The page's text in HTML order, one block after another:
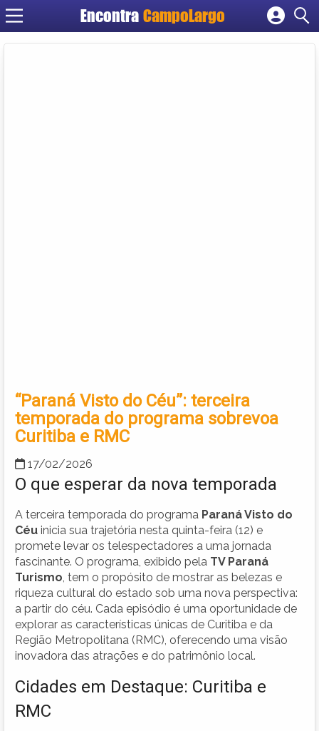
Encontra CampoLargo
Cadastrar empresa
“Paraná Visto do Céu”: terceira
temporada do programa sobrevoa
Curitiba e RMC
17/02/2026
O que esperar da nova temporada
A terceira temporada do programa Paraná Visto do
Céu inicia sua trajetória nesta quinta-feira (12) e
promete levar os telespectadores a uma jornada
fascinante. O programa, exibido pela TV Paraná
Turismo , tem o propósito de mostrar as belezas e
riqueza cultural do estado sob uma nova perspectiva:
a partir do céu. Cada episódio é uma oportunidade de
explorar as características únicas de Curitiba e da
Região Metropolitana (RMC), oferecendo uma visão
inovadora das atrações e do patrimônio local.
Cidades em Destaque: Curitiba e
RMC